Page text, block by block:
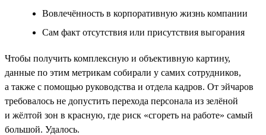
Вовлечённость в корпоративную жизнь компании
Сам факт отсутствия или присутствия выгорания
Чтобы получить комплексную и объективную картину,
данные по этим метрикам собирали у самих сотрудников,
а также с помощью руководства и отдела кадров. От эйчаров
требовалось не допустить перехода персонала из зелёной
и жёлтой зон в красную, где риск «сгореть на работе» самый
большой. Удалось.